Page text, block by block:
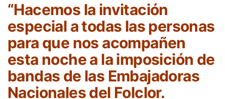
“Hacemos la invitación
especial a todas las personas
para que nos acompañen
esta noche a la imposición de
bandas de las Embajadoras
Nacionales del Folclor.